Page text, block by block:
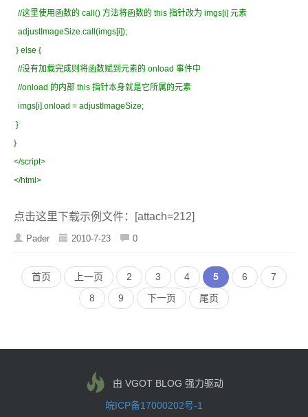
//这里使用函数的 call() 方法将函数的 this 指针改为 imgs[i] 元素
adjustImageSize.call(imgs[i]);
} else {
//没有加载完成则将函数赋到元素的 onload 事件中
//onload 的内部 this 指针本身就是它所属的元素
imgs[i].onload = adjustImageSize;
}
}
</script>
</html>
点击这里下载示例文件：[attach=212]
Pader 2010-7-23 0
首页 上一页 2 3 4 5 6
7
8
9 下一页 尾页
由 VGOT BLOG 强力驱动
皖ICP备17000202号-1